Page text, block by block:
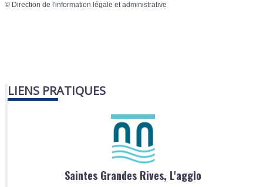
© Direction de l'information légale et administrative
LIENS PRATIQUES
Saintes Grandes Rives, L'agglo